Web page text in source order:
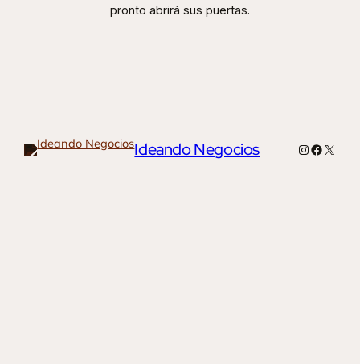
pronto abrirá sus puertas.
Ideando Negocios Instagram
X